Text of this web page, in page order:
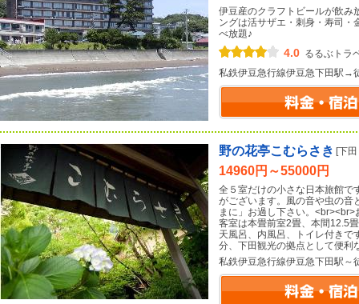
伊豆産のクラフトビールが飲み
ングは活サザエ・刺身・寿司・
べ放題♪
4.0 るるぶトラ
私鉄伊豆急行線伊豆急下田駅→
野の花亭こむらさき [下
14960円～55000円
全５室だけの小さな日本旅館で
がございます。風の音や虫の音
まに」お過し下さい。
客室は本畳前室2畳、本間12.5
天風呂、内風呂、トイレ付きで
分、下田観光の拠点として便利
私鉄伊豆急行線伊豆急下田駅～